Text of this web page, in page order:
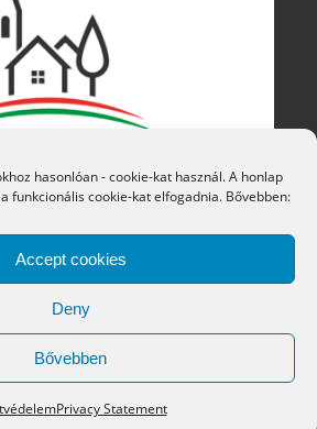
hasonlóan - cookie-kat használ. A honlap
funkcionális cookie-kat elfogadnia. Bővebben:
Accept cookies
Deny
Bővebben
Privacy Statement